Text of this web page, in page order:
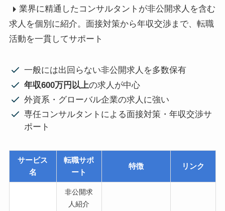
業界に精通したコンサルタントが非公開求人を含む
求人を個別に紹介。面接対策から年収交渉まで、転職
活動を一貫してサポート
一般には出回らない非公開求人を多数保有
年収600万円以上の求人が中心
外資系・グローバル企業の求人に強い
専任コンサルタントによる面接対策・年収交渉サ
ポート
サービス
名
転職サポ
ート
特徴 リンク
非公開求
人紹介